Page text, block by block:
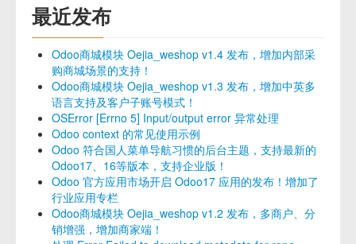
最近发布
Odoo商城模块 Oejia_weshop v1.4 发布，增加内部采
购商城场景的支持！
Odoo商城模块 Oejia_weshop v1.3 发布，增加中英多
语言支持及客户子账号模式！
OSError [Errno 5] Input/output error 异常处理
Odoo context 的常见使用示例
Odoo 符合国人菜单导航习惯的后台主题，支持最新的
Odoo17、16等版本，支持企业版！
Odoo 官方应用市场开启 Odoo17 应用的发布！增加了
行业应用专栏
Odoo商城模块 Oejia_weshop v1.2 发布，多商户、分
销增强，增加商家端！